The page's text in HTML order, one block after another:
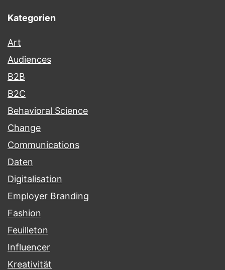
Kategorien
Art
Audiences
B2B
B2C
Behavioral Science
Change
Communications
Daten
Digitalisation
Employer Branding
Fashion
Feuilleton
Influencer
Kreativität